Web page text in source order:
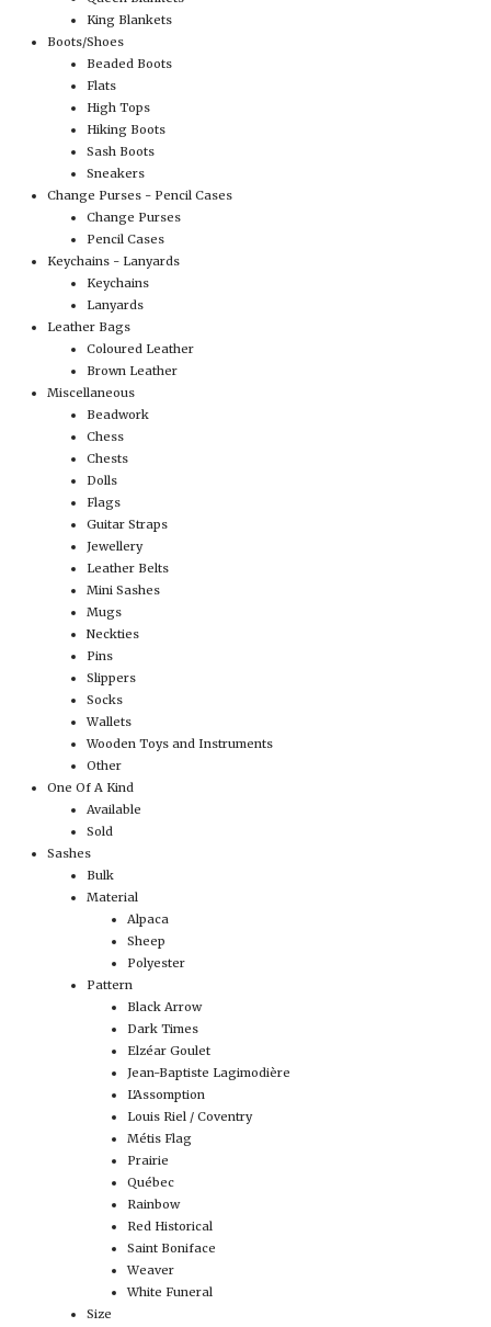
King Blankets
Boots/Shoes
Beaded Boots
Flats
High Tops
Hiking Boots
Sash Boots
Sneakers
Change Purses - Pencil Cases
Change Purses
Pencil Cases
Keychains - Lanyards
Keychains
Lanyards
Leather Bags
Coloured Leather
Brown Leather
Miscellaneous
Beadwork
Chess
Chests
Dolls
Flags
Guitar Straps
Jewellery
Leather Belts
Mini Sashes
Mugs
Neckties
Pins
Slippers
Socks
Wallets
Wooden Toys and Instruments
Other
One Of A Kind
Available
Sold
Sashes
Bulk
Material
Alpaca
Sheep
Polyester
Pattern
Black Arrow
Dark Times
Elzéar Goulet
Jean-Baptiste Lagimodière
L'Assomption
Louis Riel / Coventry
Métis Flag
Prairie
Québec
Rainbow
Red Historical
Saint Boniface
Weaver
White Funeral
Size